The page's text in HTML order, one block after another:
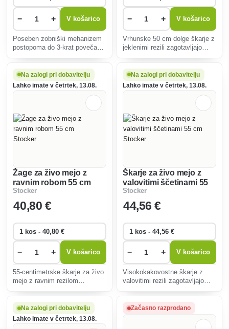
− + V košarico
Poseben zobniški mehanizem
postopoma do 3-krat poveča
− + V košarico
Vrhunske 50 cm dolge škarje z
jeklenimi rezili zagotavljajo
zagotavljajo udobje in
zmanjšujejo utrujenost pri
Na zalogi pri dobavitelju
Lahko imate v četrtek, 13.08.
Žage za živo mejo z
ravnim robom 55 cm
Stocker
Stocker
40,80 €
− + V košarico
55-centimetrske škarje za živo
mejo z ravnim rezilom
visokokakovostnega jekla in
ergonomskih ročajev ter so
Na zalogi pri dobavitelju
Lahko imate v četrtek, 13.08.
Škarje za živo mejo z
valovitimi ščetinami 55
cm Stocker
Stocker
44,56 €
− + V košarico
Visokokakovostne škarje z
valovitimi rezili zagotavljajo
zagotavljajo udobje in
dolgotrajnem vzdrževanju vrta.
Na zalogi pri dobavitelju
Lahko imate v četrtek, 13.08.
Začasno razprodano